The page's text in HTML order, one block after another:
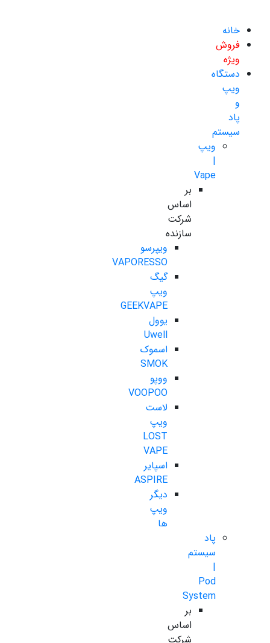
خانه
فروش
ویژه
دستگاه
ویپ
و
پاد
سیستم
ویپ
|
Vape
بر
اساس
شرکت
سازنده
ویپرسو
VAPORESSO
گیگ
ویپ
GEEKVAPE
یوول
Uwell
اسموک
SMOK
ووپو
VOOPOO
لاست
ویپ
LOST
VAPE
اسپایر
ASPIRE
دیگر
ویپ
ها
پاد
سیستم
|
Pod
System
بر
اساس
شرکت